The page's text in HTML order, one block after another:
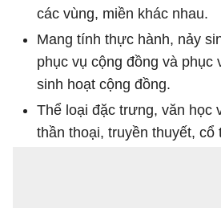
các vùng, miền khác nhau.
Mang tính thực hành, nảy
phục vụ cộng đồng và phục
sinh hoạt cộng đồng.
Thể loại đặc trưng, văn học
thần thoại, truyền thuyết, cổ